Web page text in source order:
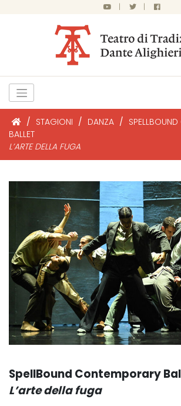
| |
/ STAGIONI / DANZA /
BALLET
L’ARTE DELLA FUGA
SpellBound Contemporary
L’arte della fuga